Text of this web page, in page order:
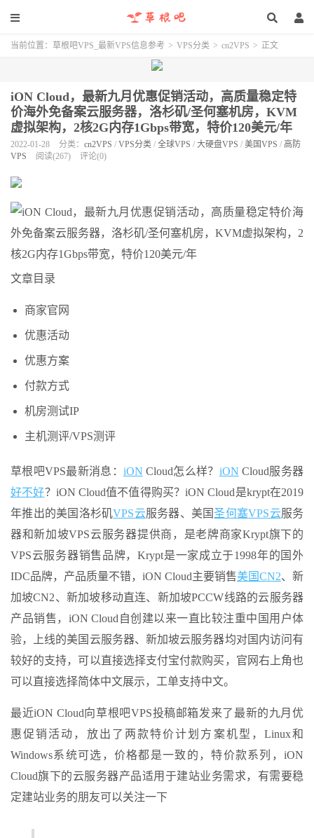
当前位置： 草根吧VPS_最新VPS信息参考 > VPS分类 > cn2VPS > 正文
iON Cloud，最新九月优惠促销活动，高质量稳定特
价海外免备案云服务器，洛杉矶/圣何塞机房，KVM
虚拟架构，2核2G内存1Gbps带宽，特价120美元/年
2022-01-28 分类： cn2VPS / VPS分类 / 全球VPS / 大硬盘VPS / 美国VPS / 高防
VPS
阅读(267) 评论(0)
文章目录
商家官网
优惠活动
优惠方案
付款方式
机房测试IP
主机测评/VPS测评
草根吧VPS最新消息： iON Cloud怎么样？ iON Cloud服务器
好不好？iON Cloud值不值得购买？iON Cloud是krypt在2019
年推出的美国洛杉矶VPS云服务器、美国圣何塞VPS云服务
器和新加坡VPS云服务器提供商，是老牌商家Krypt旗下的
VPS云服务器销售品牌，Krypt是一家成立于1998年的国外
IDC品牌，产品质量不错，iON Cloud主要销售美国CN2、新
加坡CN2、新加坡移动直连、新加坡PCCW线路的云服务器
产品销售，iON Cloud自创建以来一直比较注重中国用户体
验，上线的美国云服务器、新加坡云服务器均对国内访问有
较好的支持，可以直接选择支付宝付款购买，官网右上角也
可以直接选择简体中文展示，工单支持中文。
最近iON Cloud向草根吧VPS投稿邮箱发来了最新的九月优
惠促销活动，放出了两款特价计划方案机型，Linux和
Windows系统可选，价格都是一致的，特价款系列，iON
Cloud旗下的云服务器产品适用于建站业务需求，有需要稳
定建站业务的朋友可以关注一下